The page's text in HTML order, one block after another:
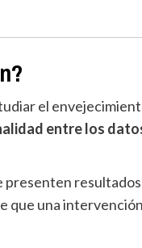
el
entre los
presenten
que una